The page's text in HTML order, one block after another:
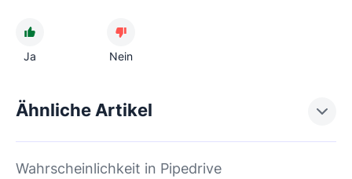
Ja Nein
Ähnliche Artikel
Wahrscheinlichkeit in Pipedrive